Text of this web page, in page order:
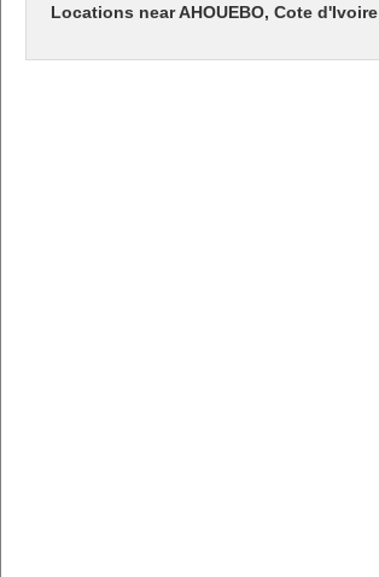
Locations near AHOUEBO, Cote d'Ivoire